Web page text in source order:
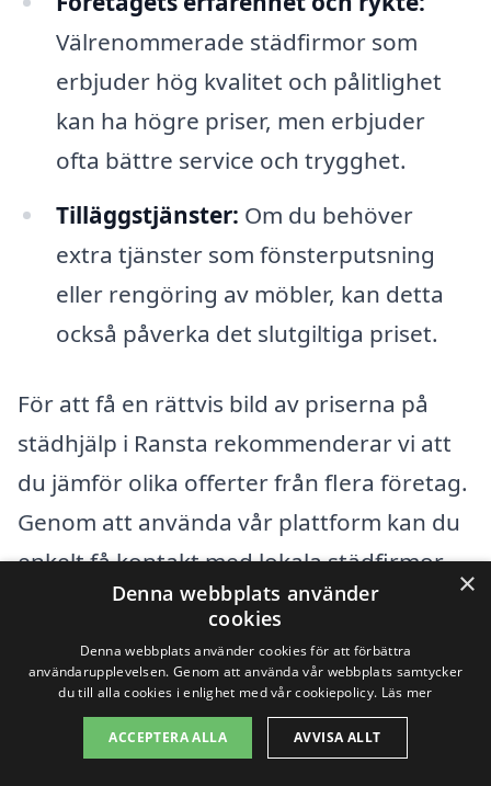
Välrenommerade städfirmor som
erbjuder hög kvalitet och pålitlighet
kan ha högre priser, men erbjuder
ofta bättre service och trygghet.
Tilläggstjänster: Om du behöver
extra tjänster som fönsterputsning
eller rengöring av möbler, kan detta
också påverka det slutgiltiga priset.
För att få en rättvis bild av priserna på
städhjälp i Ransta rekommenderar vi att
du jämför olika offerter från flera företag.
Genom att använda vår plattform kan du
enkelt få kontakt med lokala städfirmor
och få offerter som är anpassade efter
just dina önskemål. På så sätt kan du
känna dig trygg i valet av städhjälp,
samtidigt som du säkerställer att du får
ett konkurrenskraftigt pris.
×
Denna webbplats använder
cookies
Denna webbplats använder cookies för att förbättra
användarupplevelsen. Genom att använda vår webbplats samtycker
du till alla cookies i enlighet med vår cookiepolicy. Läs mer
ACCEPTERA ALLA AVVISA ALLT